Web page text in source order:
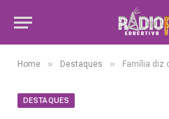
Home » Destaques » Família diz que suspeito de
DESTAQUES